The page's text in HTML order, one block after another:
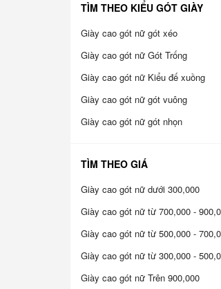
TÌM THEO KIỂU GÓT GIÀY
Giày cao gót nữ gót xéo
Giày cao gót nữ Gót Trống
Giày cao gót nữ Kiểu đế xuồng
Giày cao gót nữ gót vuông
Giày cao gót nữ gót nhọn
TÌM THEO GIÁ
Giày cao gót nữ dưới 300,000
Giày cao gót nữ từ 700,000 -
Giày cao gót nữ từ 500,000 -
Giày cao gót nữ từ 300,000 -
Giày cao gót nữ Trên 900,000